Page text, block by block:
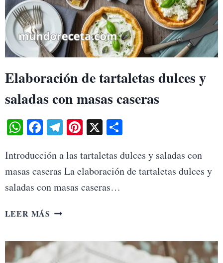
Elaboración de tartaletas dulces y
saladas con masas caseras
WhatsApp
Facebook
Telegram
Pinterest
X Share
Introducción a las tartaletas dulces y saladas con
masas caseras La elaboración de tartaletas dulces y
saladas con masas caseras…
LEER MÁS ELABORACIÓN
DULCES